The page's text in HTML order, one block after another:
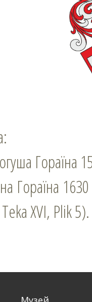
Гораїна
Гораїна
ХVІ, Plik 5).